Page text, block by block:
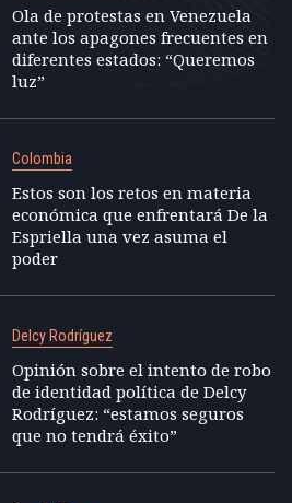
Ola de protestas en Venezuela
ante los apagones frecuentes en
diferentes estados: “Queremos
luz”
Colombia
Estos son los retos en materia
económica que enfrentará De la
Espriella una vez asuma el
poder
Delcy Rodríguez
Opinión sobre el intento de robo
de identidad política de Delcy
Rodríguez: “estamos seguros
que no tendrá éxito”